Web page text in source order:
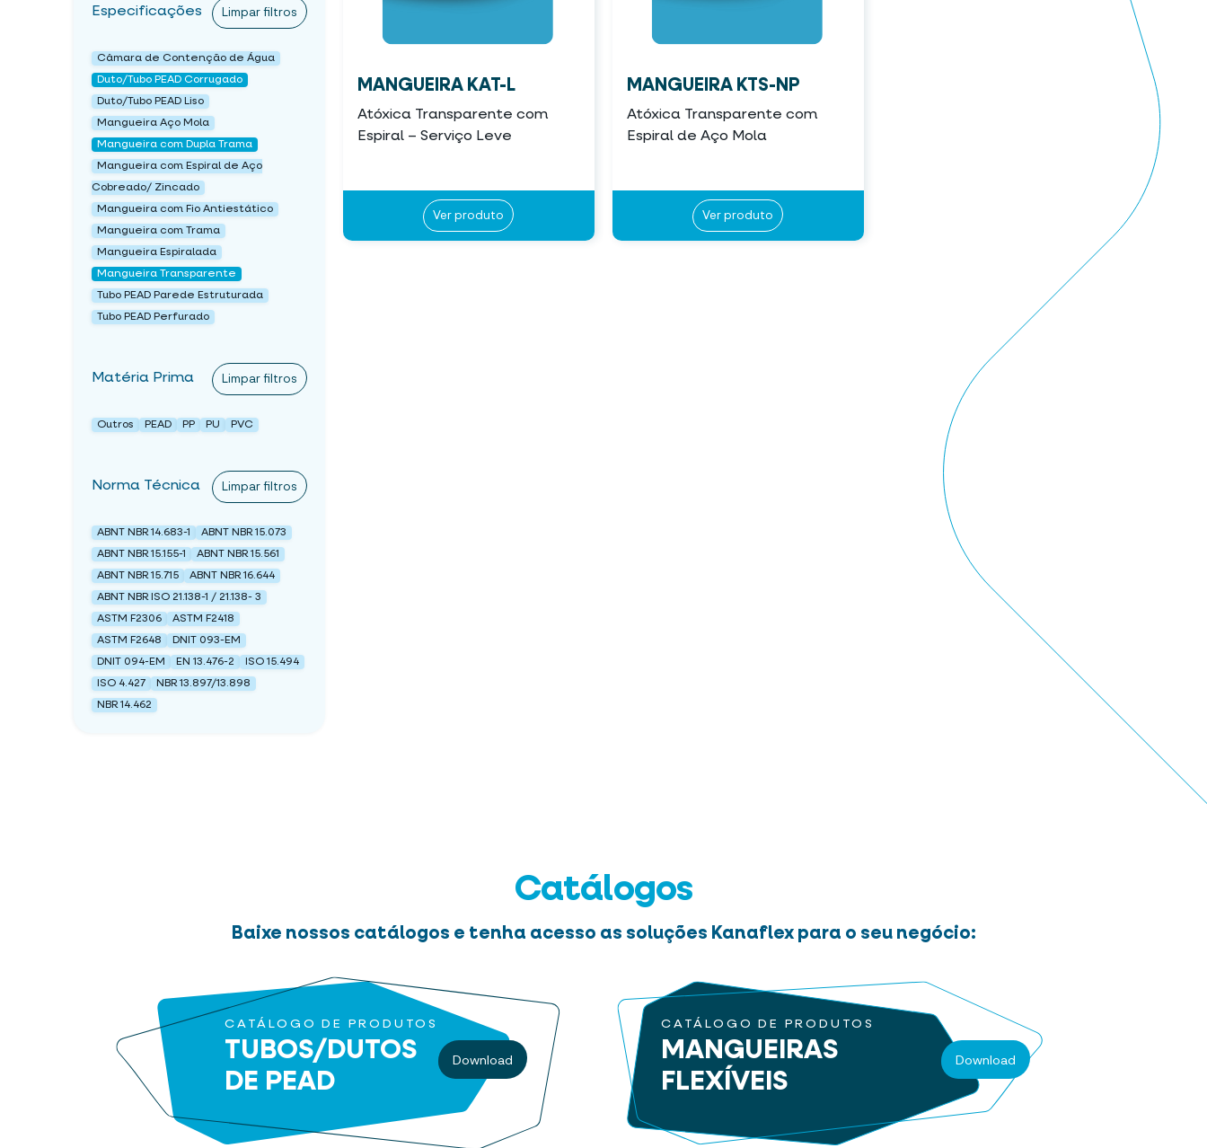
Especificações Limpar filtros
Câmara de Contenção de Água
Duto/Tubo PEAD Corrugado
Duto/Tubo PEAD Liso
Mangueira Aço Mola
Mangueira com Dupla Trama
Mangueira com Espiral de Aço
Cobreado/ Zincado
Mangueira com Fio Antiestático
Mangueira com Trama
Mangueira Espiralada
Mangueira Transparente
Tubo PEAD Parede Estruturada
Tubo PEAD Perfurado
Matéria Prima Limpar filtros
Outros PEAD PP PU PVC
Norma Técnica Limpar filtros
ABNT NBR 14.683-1
ABNT NBR 15.073
ABNT NBR 15.155-1
ABNT NBR 15.561
ABNT NBR 15.715
ABNT NBR 16.644
ABNT NBR ISO 21.138-1 / 21.138- 3
ASTM F2306
ASTM F2418
ASTM F2648
DNIT 093-EM
DNIT 094-EM
EN 13.476-2
ISO 15.494
ISO 4.427
NBR 13.897/13.898
NBR 14.462
MANGUEIRA KAT-L
Atóxica Transparente com
Espiral – Serviço Leve
Ver produto
MANGUEIRA KTS-NP
Atóxica Transparente com
Espiral de Aço Mola
Ver produto
Catálogos
Baixe nossos catálogos e tenha acesso as soluções Kanaflex para o seu negócio:
CATÁLOGO DE PRODUTOS
TUBOS/DUTOS
DE PEAD
Download
CATÁLOGO DE PRODUTOS
MANGUEIRAS
FLEXÍVEIS
Download